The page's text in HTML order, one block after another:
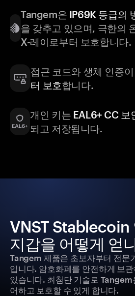
Tangem은 IP69K 등급의
을 갖추고 있으며, 극한의
X-레이로부터 보호합니다.
접근 코드와 생체 인증이
터 보호합니다.
개인 키는 EAL6+ CC 보
되고 저장됩니다.
VNST Stablecoin
지갑을 어떻게 얻
Tangem 제품은 초보자부터 전문
입니다. 암호화폐를 안전하게 보
있습니다. 최첨단 기술로 Tangem
어하고 보호할 수 있게 합니다.